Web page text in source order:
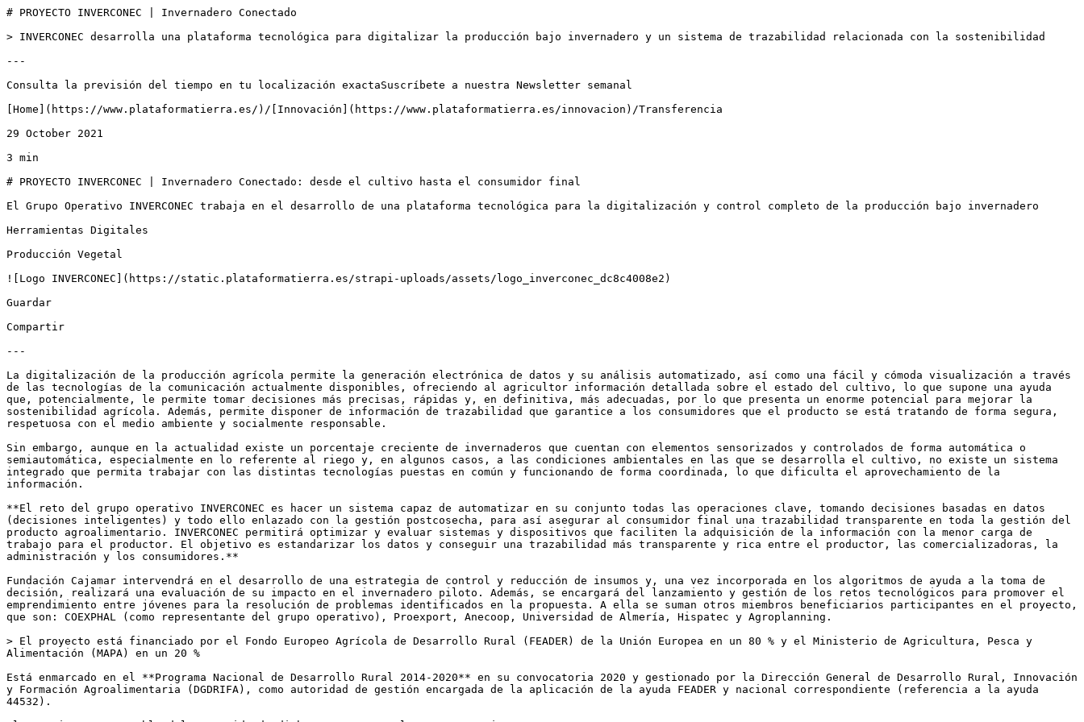
# PROYECTO INVERCONEC | Invernadero Conectado
> INVERCONEC desarrolla una plataforma tecnológica para digitalizar la producción bajo invernadero y un sistema de trazabilidad relacionada con la sostenibilidad
---
Consulta la previsión del tiempo en tu localización exactaSuscríbete a nuestra Newsletter semanal
[Home](https://www.plataformatierra.es/)/[Innovación](https://www.plataformatierra.es/innovacion)/Transferencia
29 October 2021
3 min
# PROYECTO INVERCONEC | Invernadero Conectado: desde el cultivo hasta el consumidor final
El Grupo Operativo INVERCONEC trabaja en el desarrollo de una plataforma tecnológica para la digitalización y control completo de la producción bajo invernadero
Herramientas Digitales
Producción Vegetal
![Logo INVERCONEC](https://static.plataformatierra.es/strapi-uploads/assets/logo_inverconec_dc8c4008e2)
Guardar
Compartir
---
La digitalización de la producción agrícola permite la generación electrónica de datos y su análisis automatizado, así como una fácil y cómoda visualización a través
de las tecnologías de la comunicación actualmente disponibles, ofreciendo al agricultor información detallada sobre el estado del cultivo, lo que supone una ayuda
que, potencialmente, le permite tomar decisiones más precisas, rápidas y, en definitiva, más adecuadas, por lo que presenta un enorme potencial para mejorar la
sostenibilidad agrícola. Además, permite disponer de información de trazabilidad que garantice a los consumidores que el producto se está tratando de forma segura,
respetuosa con el medio ambiente y socialmente responsable.
Sin embargo, aunque en la actualidad existe un porcentaje creciente de invernaderos que cuentan con elementos sensorizados y controlados de forma automática o
semiautomática, especialmente en lo referente al riego y, en algunos casos, a las condiciones ambientales en las que se desarrolla el cultivo, no existe un sistema
integrado que permita trabajar con las distintas tecnologías puestas en común y funcionando de forma coordinada, lo que dificulta el aprovechamiento de la
información.
**El reto del grupo operativo INVERCONEC es hacer un sistema capaz de automatizar en su conjunto todas las operaciones clave, tomando decisiones basadas en datos
(decisiones inteligentes) y todo ello enlazado con la gestión postcosecha, para así asegurar al consumidor final una trazabilidad transparente en toda la gestión del
producto agroalimentario. INVERCONEC permitirá optimizar y evaluar sistemas y dispositivos que faciliten la adquisición de la información con la menor carga de
trabajo para el productor. El objetivo es estandarizar los datos y conseguir una trazabilidad más transparente y rica entre el productor, las comercializadoras, la
administración y los consumidores.**
Fundación Cajamar intervendrá en el desarrollo de una estrategia de control y reducción de insumos y, una vez incorporada en los algoritmos de ayuda a la toma de
decisión, realizará una evaluación de su impacto en el invernadero piloto. Además, se encargará del lanzamiento y gestión de los retos tecnológicos para promover el
emprendimiento entre jóvenes para la resolución de problemas identificados en la propuesta. A ella se suman otros miembros beneficiarios participantes en el proyecto,
que son: COEXPHAL (como representante del grupo operativo), Proexport, Anecoop, Universidad de Almería, Hispatec y Agroplanning.
> El proyecto está financiado por el Fondo Europeo Agrícola de Desarrollo Rural (FEADER) de la Unión Europea en un 80 % y el Ministerio de Agricultura, Pesca y
Alimentación (MAPA) en un 20 %
Está enmarcado en el **Programa Nacional de Desarrollo Rural 2014-2020** en su convocatoria 2020 y gestionado por la Dirección General de Desarrollo Rural, Innovación
y Formación Agroalimentaria (DGDRIFA), como autoridad de gestión encargada de la aplicación de la ayuda FEADER y nacional correspondiente (referencia a la ayuda
44532).